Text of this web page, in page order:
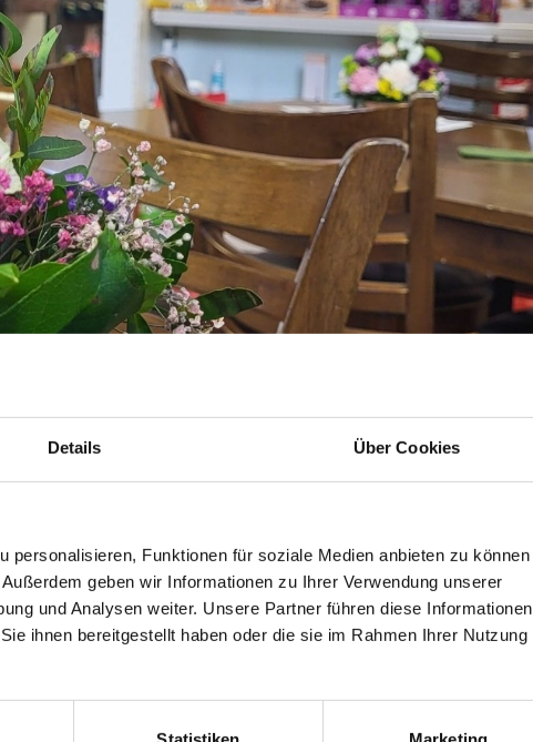
Details Über Cookies
personalisieren, Funktionen für soziale Medien anbieten zu können
geben wir Informationen zu Ihrer Verwendung unserer
und Analysen weiter. Unsere Partner führen diese Informationen
ihnen bereitgestellt haben oder die sie im Rahmen Ihrer Nutzung